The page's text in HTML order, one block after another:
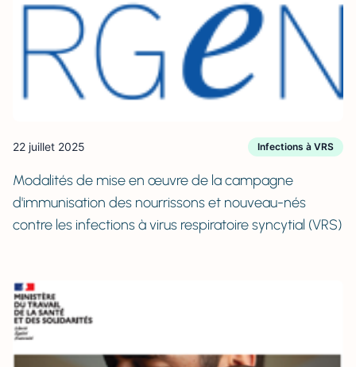
22 juillet 2025 Infections à VRS
Modalités de mise en œuvre de la campagne
d'immunisation des nourrissons et nouveau-nés
contre les infections à virus respiratoire syncytial (VRS)